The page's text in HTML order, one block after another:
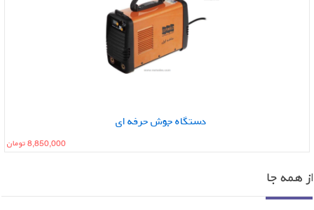
دستگاه جوش حرفه ای
8,850,000 تومان
از همه جا